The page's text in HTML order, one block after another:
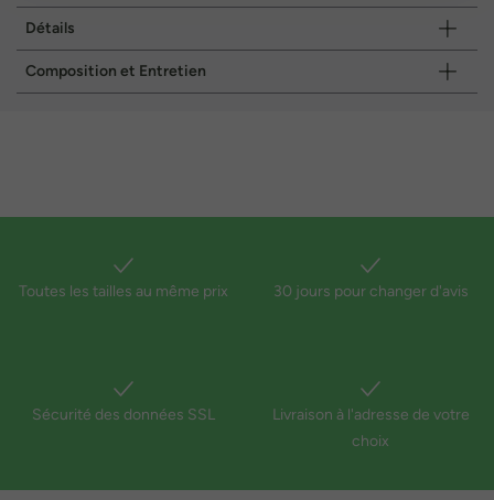
Détails
Composition et Entretien
Toutes les tailles au même prix 30 jours pour changer d'avis
Sécurité des données SSL
Livraison à l'adresse de votre
choix